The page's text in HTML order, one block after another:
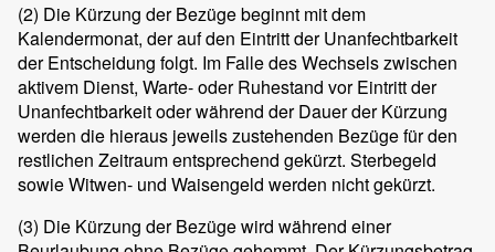
(2) Die Kürzung der Bezüge beginnt mit dem
Kalendermonat, der auf den Eintritt der Unanfechtbarkeit
der Entscheidung folgt. Im Falle des Wechsels zwischen
aktivem Dienst, Warte- oder Ruhestand vor Eintritt der
Unanfechtbarkeit oder während der Dauer der Kürzung
werden die hieraus jeweils zustehenden Bezüge für den
restlichen Zeitraum entsprechend gekürzt. Sterbegeld
sowie Witwen- und Waisengeld werden nicht gekürzt.
(3) Die Kürzung der Bezüge wird während einer